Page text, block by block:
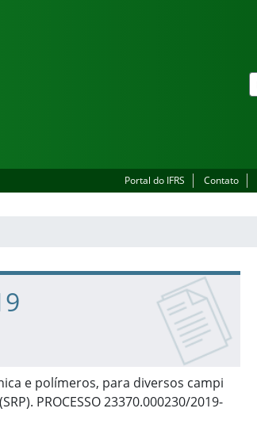
Portal do IFRS Contato
e polímeros, para diversos campi
PROCESSO 23370.000230/2019-